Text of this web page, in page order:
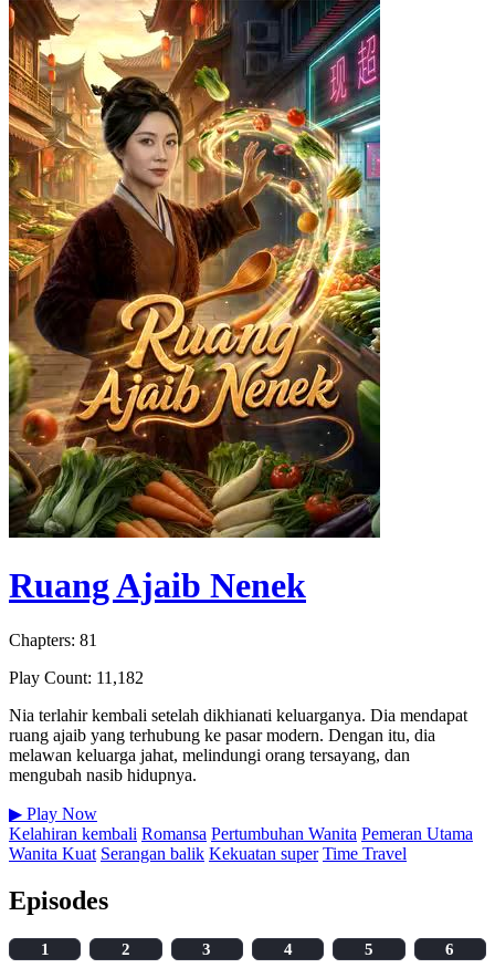
Ruang Ajaib Nenek
Chapters: 81
Play Count: 11,182
Nia terlahir kembali setelah dikhianati keluarganya. Dia mendapat
ruang ajaib yang terhubung ke pasar modern. Dengan itu, dia
melawan keluarga jahat, melindungi orang tersayang, dan
mengubah nasib hidupnya.
▶ Play Now
Kelahiran kembali Romansa Pertumbuhan Wanita Pemeran Utama
Wanita Kuat Serangan balik Kekuatan super Time Travel
Episodes
1 2 3 4 5
6